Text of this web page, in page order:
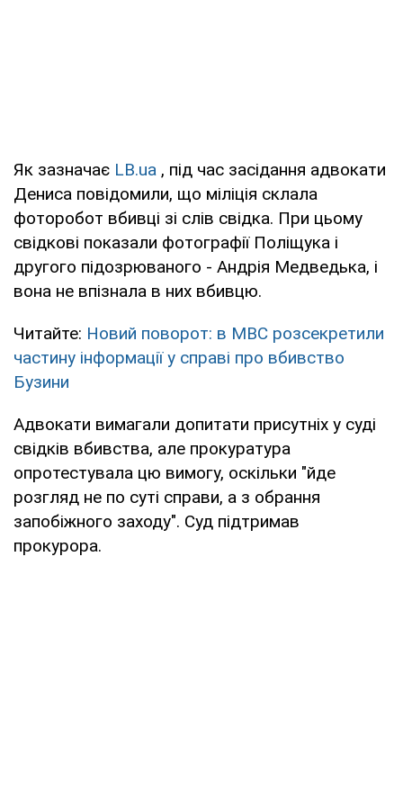
Як зазначає LB.ua , під час засідання адвокати
Дениса повідомили, що міліція склала
фоторобот вбивці зі слів свідка. При цьому
свідкові показали фотографії Поліщука і
другого підозрюваного - Андрія Медведька, і
вона не впізнала в них вбивцю.
Читайте: Новий поворот: в МВС розсекретили
частину інформації у справі про вбивство
Бузини
Адвокати вимагали допитати присутніх у суді
свідків вбивства, але прокуратура
опротестувала цю вимогу, оскільки "йде
розгляд не по суті справи, а з обрання
запобіжного заходу". Суд підтримав
прокурора.